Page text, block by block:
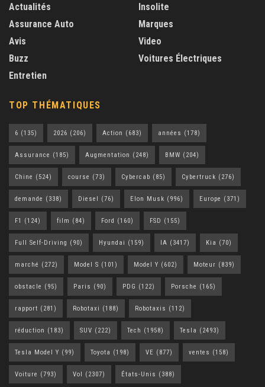
Actualités
Assurance Auto
Avis
Buzz
Entretien
Insolite
Marques
Video
Voitures Électriques
TOP THÉMATIQUES
6 (135) 2026 (206) Action (683) années (178)
Assurance (185) Augmentation (248) BMW (204)
Chine (524) course (73) Cybercab (85) Cybertruck (276)
demande (338) Diesel (76) Elon Musk (996) Europe (371)
F1 (124) film (84) Ford (160) FSD (155)
Full Self-Driving (90) Hyundai (159) IA (3417) Kia (70)
marché (272) Model S (101) Model Y (602) Moteur (839)
obstacle (95) Paris (90) PDG (122) Porsche (165)
rapport (281) Robotaxi (188) Robotaxis (112)
réduction (183) SUV (222) Tech (1958) Tesla (2493)
Tesla Model Y (99) Toyota (198) VE (877) ventes (158)
Voiture (793) Vol (2307) États-Unis (388)